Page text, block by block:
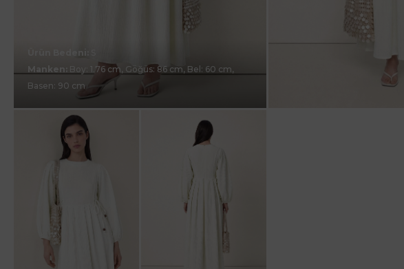
Manken:
Boy: 1.76 cm, Göğüs: 86 cm, Bel: 60 cm,
Basen: 90 cm